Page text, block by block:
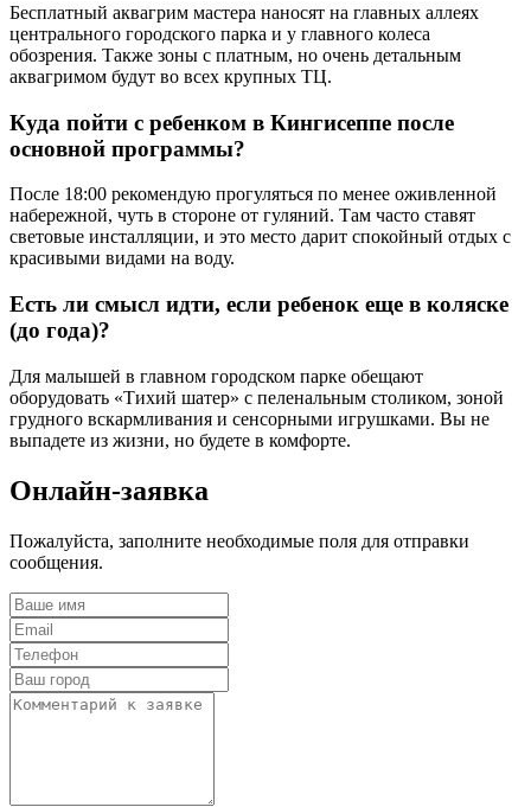
Бесплатный аквагрим мастера наносят на главных аллеях
центрального городского парка и у главного колеса
обозрения. Также зоны с платным, но очень детальным
аквагримом будут во всех крупных ТЦ.
Куда пойти с ребенком в Кингисеппе после
основной программы?
После 18:00 рекомендую прогуляться по менее оживленной
набережной, чуть в стороне от гуляний. Там часто ставят
световые инсталляции, и это место дарит спокойный отдых с
красивыми видами на воду.
Есть ли смысл идти, если ребенок еще в коляске
(до года)?
Для малышей в главном городском парке обещают
оборудовать «Тихий шатер» с пеленальным столиком, зоной
грудного вскармливания и сенсорными игрушками. Вы не
выпадете из жизни, но будете в комфорте.
Онлайн-заявка
Пожалуйста, заполните необходимые поля для отправки
сообщения.